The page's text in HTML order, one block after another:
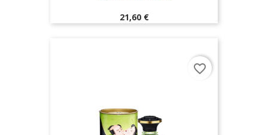
Prix
21,60 €
favorite_border